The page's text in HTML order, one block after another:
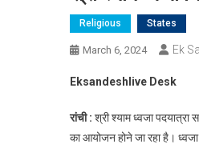
Religious States
March 6, 2024 Ek
Eksandeshlive Desk
रांची : श्री श्याम ध्वजा पदयात्रा
का आयोजन होने जा रहा है। ध्वजा